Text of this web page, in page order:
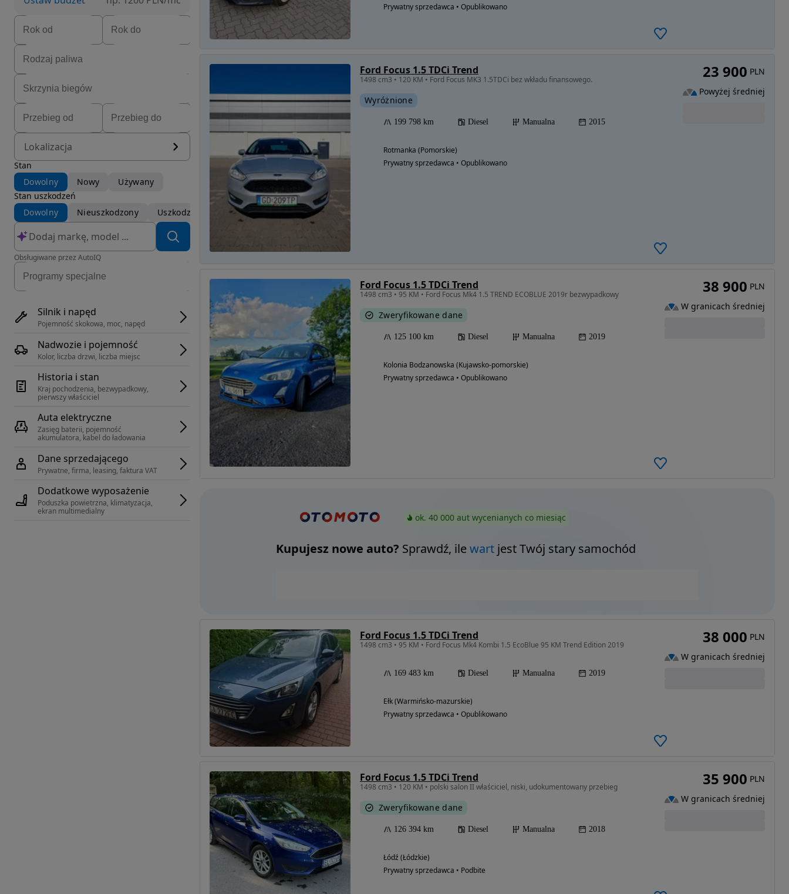
Lokalizacja
Stan
Dowolny
Nowy
Używany
Stan uszkodzeń
Dowolny
Nieuszkodzony Uszkodzony
Obsługiwane przez AutoIQ
Silnik i napęd
Pojemność skokowa, moc, napęd
Nadwozie i pojemność
Kolor, liczba drzwi, liczba miejsc
Historia i stan
Kraj pochodzenia, bezwypadkowy,
pierwszy właściciel
Auta elektryczne
Zasięg baterii, pojemność
akumulatora, kabel do ładowania
Dane sprzedającego
Prywatne, firma, leasing, faktura VAT
Dodatkowe wyposażenie
Poduszka powietrzna, klimatyzacja,
ekran multimedialny
Prywatny sprzedawca • Opublikowano
Ford Focus 1.5 TDCi Trend
1498 cm3 • 120 KM • Ford Focus MK3 1.5TDCi bez wkładu finansowego.
Wyróżnione
199 798 km Diesel Manualna 2015
Rotmanka (Pomorskie)
Prywatny sprzedawca • Opublikowano
23 900 PLN
Powyżej średniej
Ford Focus 1.5 TDCi Trend
1498 cm3 • 95 KM • Ford Focus Mk4 1.5 TREND ECOBLUE 2019r bezwypadkowy
Zweryfikowane dane
125 100 km Diesel Manualna 2019
Kolonia Bodzanowska (Kujawsko-pomorskie)
Prywatny sprzedawca • Opublikowano
38 900 PLN
W granicach średniej
ok. 40 000 aut wycenianych co miesiąc
Kupujesz nowe auto? Sprawdź, ilewartjest Twój stary samochód
Ford Focus 1.5 TDCi Trend
1498 cm3 • 95 KM • Ford Focus Mk4 Kombi 1.5 EcoBlue 95 KM Trend Edition 2019
169 483 km Diesel Manualna 2019
Ełk (Warmińsko-mazurskie)
Prywatny sprzedawca • Opublikowano
38 000 PLN
W granicach średniej
Ford Focus 1.5 TDCi Trend
1498 cm3 • 120 KM • polski salon II właściciel, niski, udokumentowany przebieg
Zweryfikowane dane
126 394 km Diesel Manualna 2018
Łódź (Łódzkie)
Prywatny sprzedawca • Podbite
35 900 PLN
W granicach średniej